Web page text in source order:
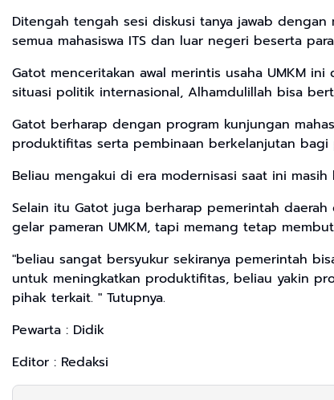
Ditengah tengah sesi diskusi tanya jawab dengan
semua mahasiswa ITS dan luar negeri beserta
Gatot menceritakan awal merintis usaha UMKM
situasi politik internasional, Alhamdulillah bisa
Gatot berharap dengan program kunjungan
produktifitas serta pembinaan berkelanjutan bagi
Beliau mengakui di era modernisasi saat ini
Selain itu Gatot juga berharap pemerintah
gelar pameran UMKM, tapi memang tetap
"beliau sangat bersyukur sekiranya pemerintah
untuk meningkatkan produktifitas, beliau yakin
pihak terkait. " Tutupnya.
Pewarta : Didik
Editor : Redaksi